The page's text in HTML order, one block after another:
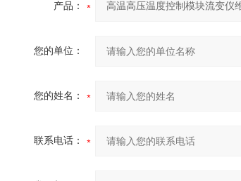
产品：
您的单位：
您的姓名：
联系电话：